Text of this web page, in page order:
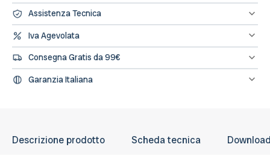
per
Illuminazione
Segnapasso
per
Strisce
LED
per
Illuminazione
Segnapasso
per
Strisce
LED
-
Assistenza Tecnica
oppure scrivici una mail a info@leddiretto.it
Iva Agevolata
concludere l'ordine direttamente dal sito segnalandolo nelle note
dell'ordine e provvederemo a fatturare e rettificare il pagamento
Consegna Gratis da 99€
Garanzia Italiana
Descrizione prodotto Scheda tecnica